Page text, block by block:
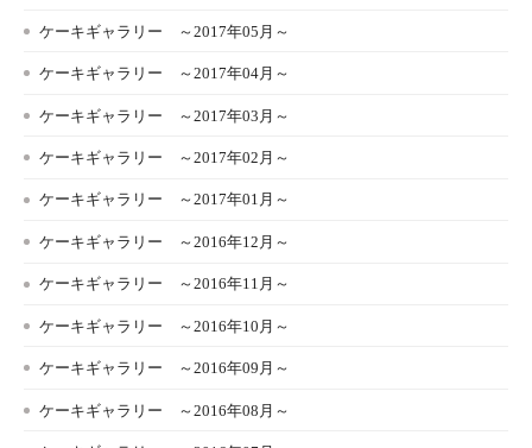
ケーキギャラリー ～2017年05月～
ケーキギャラリー ～2017年04月～
ケーキギャラリー ～2017年03月～
ケーキギャラリー ～2017年02月～
ケーキギャラリー ～2017年01月～
ケーキギャラリー ～2016年12月～
ケーキギャラリー ～2016年11月～
ケーキギャラリー ～2016年10月～
ケーキギャラリー ～2016年09月～
ケーキギャラリー ～2016年08月～